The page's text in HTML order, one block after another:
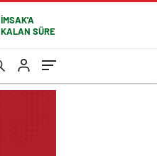
İMSAK'A
KALAN SÜRE